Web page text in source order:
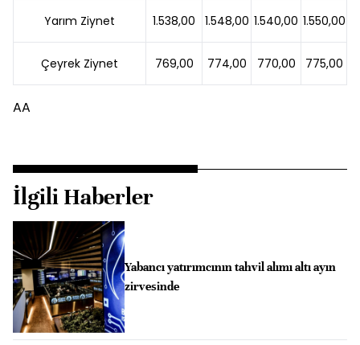
Yarım Ziynet 1.538,00 1.548,00 1.540,00 1.550,00
Çeyrek Ziynet 769,00 774,00 770,00 775,00
AA
İlgili Haberler
Yabancı yatırımcının tahvil alımı altı ayın
zirvesinde